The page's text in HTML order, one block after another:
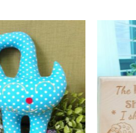
Thêm wishlist